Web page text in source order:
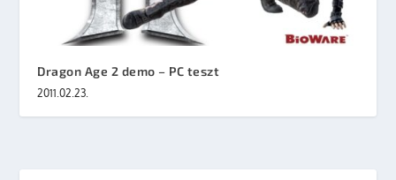
Dragon Age 2 demo – PC teszt
2011.02.23.